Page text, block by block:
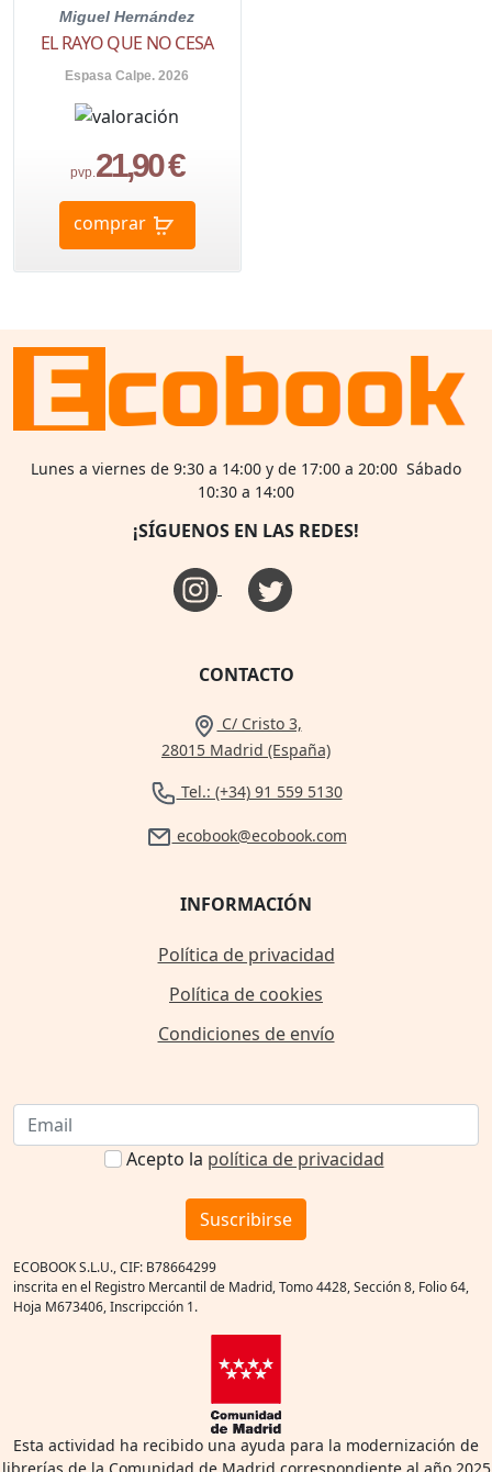
Miguel Hernández
EL RAYO QUE NO CESA
Espasa Calpe. 2026
pvp.21,90 €
comprar
Lunes a viernes de 9:30 a 14:00 y de 17:00 a 20:00 Sábado
10:30 a 14:00
¡SÍGUENOS EN LAS REDES!
CONTACTO
C/ Cristo 3,
28015 Madrid (España)
Tel.: (+34) 91 559 5130
ecobook@ecobook.com
INFORMACIÓN
Política de privacidad
Política de cookies
Condiciones de envío
Acepto la política de privacidad
Suscribirse
ECOBOOK S.L.U., CIF: B78664299
inscrita en el Registro Mercantil de Madrid, Tomo 4428, Sección 8, Folio 64,
Hoja M673406, Inscripcción 1.
Esta actividad ha recibido una ayuda para la modernización de